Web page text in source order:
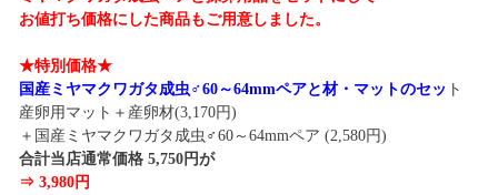
お値打ち価格にした商品もご用意しました。
★特別価格★
国産ミヤマクワガタ成虫♂60～64mmペアと材・マットのセッ ト
産卵用マット＋産卵材(3,170円)
＋国産ミヤマクワガタ成虫♂60～64mmペア (2,580円)
合計当店通常価格 5,750円が
⇒ 3,980円